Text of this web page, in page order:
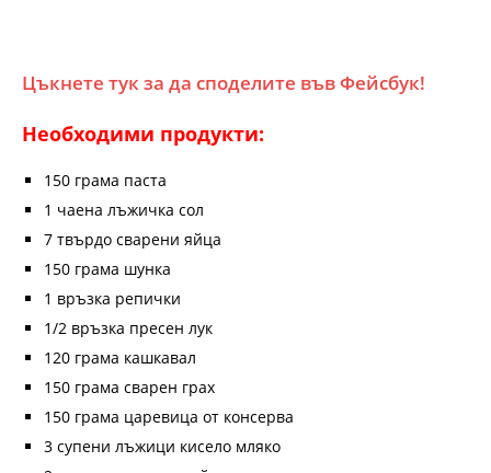
Цъкнете тук за да споделите във Фейсбук!
Необходими продукти:
150 грама паста
1 чаена лъжичка сол
7 твърдо сварени яйца
150 грама шунка
1 връзка репички
1/2 връзка пресен лук
120 грама кашкавал
150 грама сварен грах
150 грама царевица от консерва
3 супени лъжици кисело мляко